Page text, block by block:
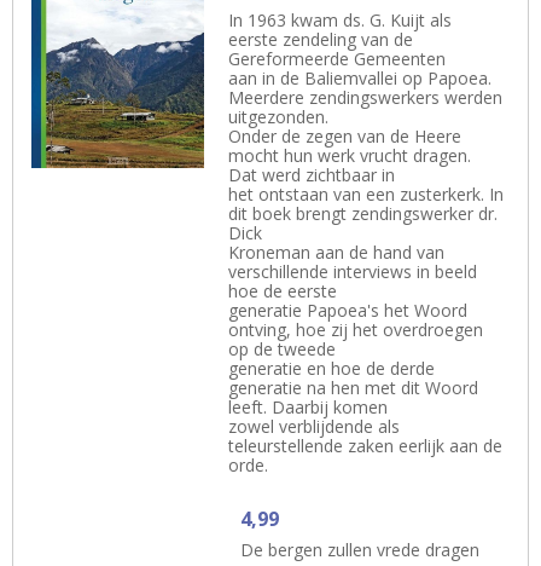
In 1963 kwam ds. G. Kuijt als
eerste zendeling van de
Gereformeerde Gemeenten
aan in de Baliemvallei op Papoea.
Meerdere zendingswerkers werden
uitgezonden.
Onder de zegen van de Heere
mocht hun werk vrucht dragen.
Dat werd zichtbaar in
het ontstaan van een zusterkerk. In
dit boek brengt zendingswerker dr.
Dick
Kroneman aan de hand van
verschillende interviews in beeld
hoe de eerste
generatie Papoea's het Woord
ontving, hoe zij het overdroegen
op de tweede
generatie en hoe de derde
generatie na hen met dit Woord
leeft. Daarbij komen
zowel verblijdende als
teleurstellende zaken eerlijk aan de
orde.
4,99
De bergen zullen vrede dragen